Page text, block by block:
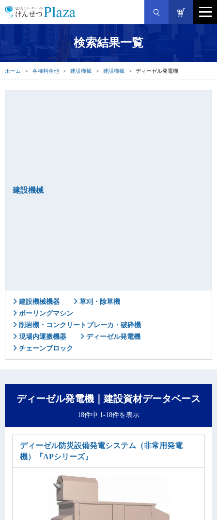
検索結果一覧
ホーム 各種料金他 建設機械 建設機械 ディーゼル発電機
建設機械
建設機械機器
草刈・除草機
ボーリングマシン
削岩機・コンクリートブレーカ・破砕機
現場内運搬機器
ディーゼル発電機
チェーンブロック
ディーゼル発電機｜建設資材データベース
18件中 1-18件を表示
ディーゼル防災設備発電システム（非常用発電
機）
『APシリーズ』